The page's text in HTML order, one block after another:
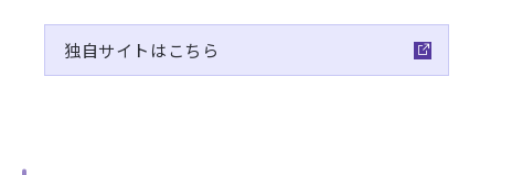
独自サイトはこちら